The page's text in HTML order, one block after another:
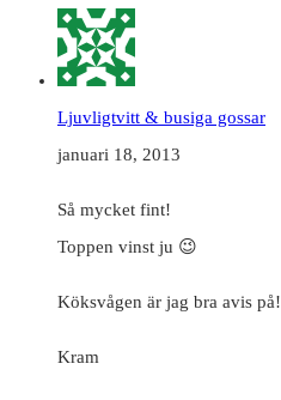
Ljuvligtvitt & busiga gossar
januari 18, 2013
Så mycket fint!
Toppen vinst ju 😉
Köksvågen är jag bra avis på!
Kram